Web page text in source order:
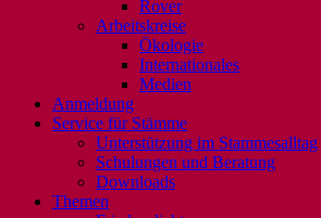
Rover
Arbeitskreise
Ökologie
Internationales
Medien
Anmeldung
Service für Stämme
Unterstützung im Stammesalltag
Schulungen und Beratung
Downloads
Themen